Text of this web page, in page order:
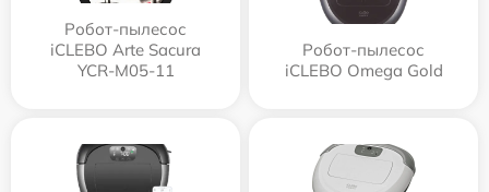
Робот-пылесос
iCLEBO Arte Sacura
YCR-M05-11
Робот-пылесос
iCLEBO Omega Gold